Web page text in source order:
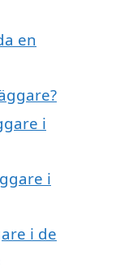
en
i
i
i de